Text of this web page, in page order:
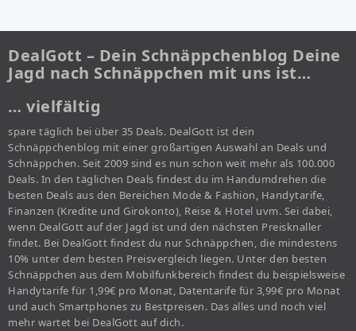
DealGott – Dein Schnäppchenblog Deine
Jagd nach Schnäppchen mit uns ist…
… vielfältig
spare täglich bei über 35 Deals. DealGott ist dein
Schnäppchenblog mit einer großartigen Auswahl an Deals und
Schnäppchen. Seit 2009 sind es nun schon weit mehr als 100.000
Deals. In den täglichen Deals findest du im Handumdrehen die
besten Deals aus den Bereichen Mode & Fashion, Handytarife,
Finanzen (Kredite und Girokonto), Reise & Hotel uvm. Sei dabei,
wenn DealGott auf der Jagd ist und den nächsten Preisknaller
findet. Bei DealGott findest du nur Schnäppchen, die mindestens
10% unter dem besten Preisvergleich liegen. Unter den besten
Schnäppchen aus dem Mobilfunkbereich findest du beispielsweise
Handytarife für 1,99€ pro Monat, Datentarife für 3,99€ pro Monat
und auch Smartphones zu Bestpreisen. Das alles und noch viel
mehr wartet bei DealGott auf dich.